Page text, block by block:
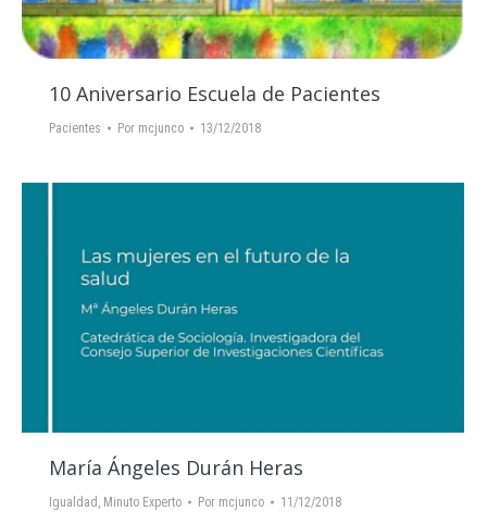
10 Aniversario Escuela de Pacientes
Pacientes Por mcjunco 13/12/2018
María Ángeles Durán Heras
Igualdad , Minuto Experto Por mcjunco 11/12/2018